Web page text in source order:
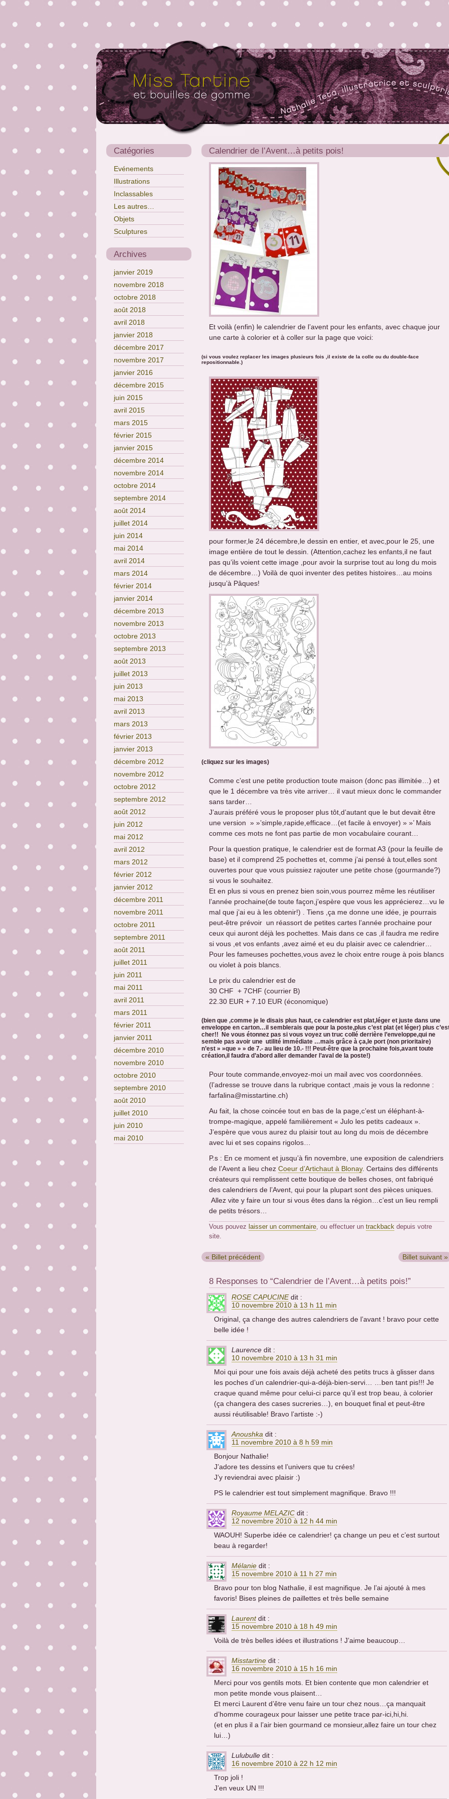
Catégories
Evénements
Illustrations
Inclassables
Les autres…
Objets
Sculptures
Archives
janvier 2019
novembre 2018
octobre 2018
août 2018
avril 2018
janvier 2018
décembre 2017
novembre 2017
janvier 2016
décembre 2015
juin 2015
avril 2015
mars 2015
février 2015
janvier 2015
décembre 2014
novembre 2014
octobre 2014
septembre 2014
août 2014
juillet 2014
juin 2014
mai 2014
avril 2014
mars 2014
février 2014
janvier 2014
décembre 2013
novembre 2013
octobre 2013
septembre 2013
août 2013
juillet 2013
juin 2013
mai 2013
avril 2013
mars 2013
février 2013
janvier 2013
décembre 2012
novembre 2012
octobre 2012
septembre 2012
août 2012
juin 2012
mai 2012
avril 2012
mars 2012
février 2012
janvier 2012
décembre 2011
novembre 2011
octobre 2011
septembre 2011
août 2011
juillet 2011
juin 2011
mai 2011
avril 2011
mars 2011
février 2011
janvier 2011
décembre 2010
novembre 2010
octobre 2010
septembre 2010
août 2010
juillet 2010
juin 2010
mai 2010
Calendrier de l’Avent…à petits pois!
Et voilà (enfin) le calendrier de l’avent pour les enfants, avec chaque jour
une carte à colorier et à coller sur la page que voici:
(si vous voulez replacer les images plusieurs fois ,il existe de la colle ou du double-face
repositionnable.)
pour former,le 24 décembre,le dessin en entier, et avec,pour le 25, une
image entière de tout le dessin. (Attention,cachez les enfants,il ne faut
pas qu’ils voient cette image ,pour avoir la surprise tout au long du mois
de décembre…) Voilà de quoi inventer des petites histoires…au moins
jusqu’à Pâques!
(cliquez sur les images)
Comme c’est une petite production toute maison (donc pas illimitée…) et
que le 1 décembre va très vite arriver… il vaut mieux donc le commander
sans tarder…
J’aurais préféré vous le proposer plus tôt,d’autant que le but devait être
une version » »’simple,rapide,efficace…(et facile à envoyer) » »’ Mais
comme ces mots ne font pas partie de mon vocabulaire courant…
Pour la question pratique, le calendrier est de format A3 (pour la feuille de
base) et il comprend 25 pochettes et, comme j’ai pensé à tout,elles sont
ouvertes pour que vous puissiez rajouter une petite chose (gourmande?)
si vous le souhaitez.
Et en plus si vous en prenez bien soin,vous pourrez même les réutiliser
l’année prochaine(de toute façon,j’espère que vous les apprécierez…vu le
mal que j’ai eu à les obtenir!) . Tiens ,ça me donne une idée, je pourrais
peut-être prévoir un réassort de petites cartes l’année prochaine pour
ceux qui auront déjà les pochettes. Mais dans ce cas ,il faudra me redire
si vous ,et vos enfants ,avez aimé et eu du plaisir avec ce calendrier…
Pour les fameuses pochettes,vous avez le choix entre rouge à pois blancs
ou violet à pois blancs.
Le prix du calendrier est de
30 CHF + 7CHF (courrier B)
22.30 EUR + 7.10 EUR (économique)
(bien que ,comme je le disais plus haut, ce calendrier est plat,léger et juste dans une
enveloppe en carton…il semblerais que pour la poste,plus c’est plat (et léger) plus
cher!! Ne vous étonnez pas si vous voyez un truc collé derrière l’enveloppe,qui ne
semble pas avoir une utilité immédiate …mais grâce à ça,le port (non prioritaire)
n’est » »que » » de 7.- au lieu de 10.- !!! Peut-être que la prochaine fois,avant toute
création,il faudra d’abord aller demander l’aval de la poste!)
Pour toute commande,envoyez-moi un mail avec vos coordonnées.
(l’adresse se trouve dans la rubrique contact ,mais je vous la redonne :
farfalina@misstartine.ch)
Au fait, la chose coincée tout en bas de la page,c’est un éléphant-à-
trompe-magique, appelé familièrement « Julo les petits cadeaux ».
J’espère que vous aurez du plaisir tout au long du mois de décembre
avec lui et ses copains rigolos…
P.s : En ce moment et jusqu’à fin novembre, une exposition de calendriers
de l’Avent a lieu chez Coeur d’Artichaut à Blonay. Certains des différents
créateurs qui remplissent cette boutique de belles choses, ont fabriqué
des calendriers de l’Avent, qui pour la plupart sont des pièces uniques.
Allez vite y faire un tour si vous êtes dans la région…c’est un lieu rempli
de petits trésors…
Vous pouvez laisser un commentaire , ou effectuer un trackback depuis votre
site.
« Billet précédent Billet suivant »
8 Responses to “Calendrier de l’Avent…à petits pois!”
ROSE CAPUCINE dit :
10 novembre 2010 à 13 h 11 min
Original, ça change des autres calendriers de l’avant ! bravo pour cette
belle idée !
Laurence dit :
10 novembre 2010 à 13 h 31 min
Moi qui pour une fois avais déjà acheté des petits trucs à glisser dans
les poches d’un calendrier-qui-a-déjà-bien-servi… …ben tant pis!!! Je
craque quand même pour celui-ci parce qu’il est trop beau, à colorier
(ça changera des cases sucreries…), en bouquet final et peut-être
aussi réutilisable! Bravo l’artiste :-)
Anoushka dit :
11 novembre 2010 à 8 h 59 min
Bonjour Nathalie!
J’adore tes dessins et l’univers que tu crées!
J’y reviendrai avec plaisir :)
PS le calendrier est tout simplement magnifique. Bravo !!!
Royaume MELAZIC dit :
12 novembre 2010 à 12 h 44 min
WAOUH! Superbe idée ce calendrier! ça change un peu et c’est surtout
beau à regarder!
Mélanie dit :
15 novembre 2010 à 11 h 27 min
Bravo pour ton blog Nathalie, il est magnifique. Je l’ai ajouté à mes
favoris! Bises pleines de paillettes et très belle semaine
Laurent dit :
15 novembre 2010 à 18 h 49 min
Voilà de très belles idées et illustrations ! J’aime beaucoup…
Misstartine dit :
16 novembre 2010 à 15 h 16 min
Merci pour vos gentils mots. Et bien contente que mon calendrier et
mon petite monde vous plaisent…
Et merci Laurent d’être venu faire un tour chez nous…ça manquait
d’homme courageux pour laisser une petite trace par-ici,hi,hi.
(et en plus il a l’air bien gourmand ce monsieur,allez faire un tour chez
lui…)
Lulubulle dit :
16 novembre 2010 à 22 h 12 min
Trop joli !
J’en veux UN !!!